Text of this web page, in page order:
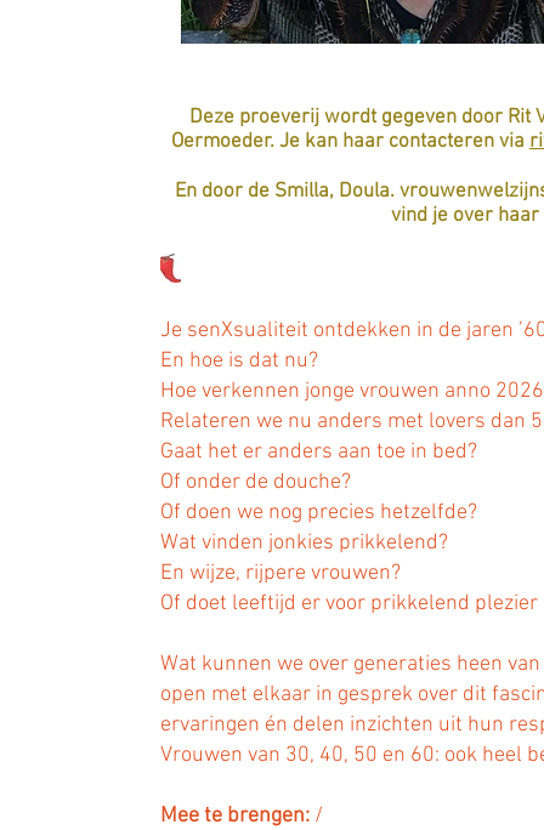
Deze proeverij wordt gegeven door Rit
Oermoeder. Je kan haar contacteren via
En door de Smilla, Doula.
vind je over
Je senXsualiteit ontdekken in de jaren
En hoe is dat nu?
Hoe verkennen jonge vrouwen anno
Relateren we nu anders met lovers dan
Gaat het er anders aan toe in bed?
Of onder de douche?
Of doen we nog precies hetzelfde?
Wat vinden jonkies prikkelend?
En wijze, rijpere vrouwen?
Of doet leeftijd er voor prikkelend plezier
Wat kunnen we over generaties heen
open met elkaar in gesprek over dit
ervaringen én delen inzichten uit hun
Vrouwen van 30, 40, 50 en 60: ook heel
Mee te brengen: /